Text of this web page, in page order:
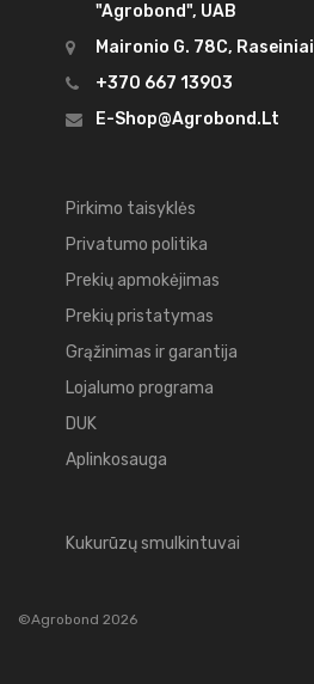
"Agrobond", UAB
Maironio G. 78C, Raseiniai
+370 667 13903
E-Shop@agrobond.lt
Pirkimo taisyklės
Privatumo politika
Prekių apmokėjimas
Prekių pristatymas
Grąžinimas ir garantija
Lojalumo programa
DUK
Aplinkosauga
Kukurūzų smulkintuvai
©Agrobond 2026